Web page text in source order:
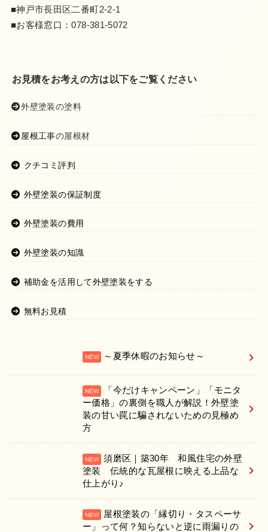
■神戸市長田区二番町2-2-1
■お客様窓口：078-381-5072
お見積をお考えの方は以下をご覧ください
外壁塗装の塗料
屋根工事の屋根材
クチコミ評判
外壁塗装の保証制度
外壁塗装の費用
外壁塗装の知識
補助金を活用して外壁塗装をする
無料お見積
～夏季休暇のお知らせ～
「今だけキャンペーン」「モニタ
ー価格」の裏側を職人が解説！外壁塗
装の甘い罠に騙されないための見極め
方
須磨区｜築30年 和風住宅の外壁
塗装 伝統的な瓦屋根に映える上品な
仕上がり♪
屋根塗装の「縁切り・タスペーサ
ー」って何？知らないと逆に雨漏りの